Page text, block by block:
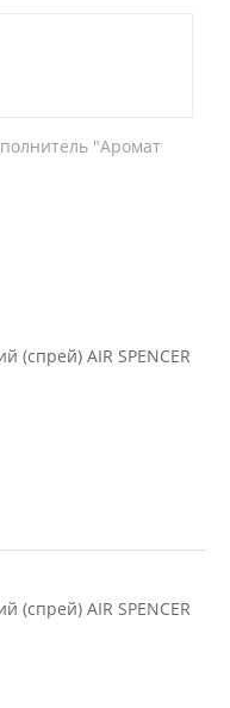
"Аромат
(спрей) AIR SPENCER
(спрей) AIR SPENCER